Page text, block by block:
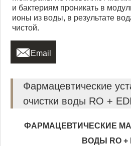
и бактериям проникать в
ионы из воды, в результате
чистой.
 Email
Фармацевтические
очистки воды RO + EDI
ФАРМАЦЕВТИЧЕСКИЕ
ВОДЫ RO +